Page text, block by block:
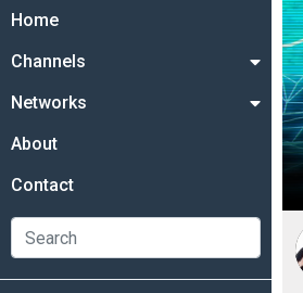
Home
Channels
Networks
About
Contact